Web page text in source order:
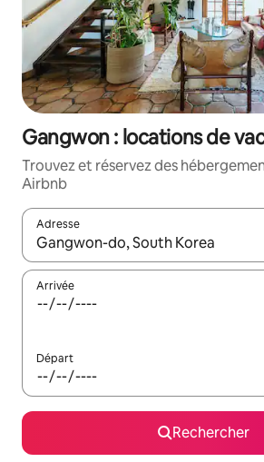
Gangwon : locations de
Trouvez et réservez des
Airbnb
Adresse
Lorsque les résultats s'affichent,
Arrivée
Départ
Rechercher